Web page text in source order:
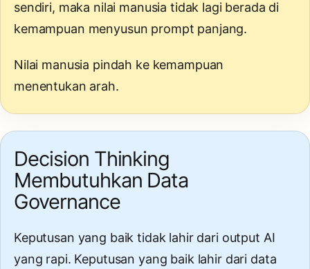
sendiri, maka nilai manusia tidak lagi berada di
kemampuan menyusun prompt panjang.
Nilai manusia pindah ke kemampuan
menentukan arah.
Decision Thinking
Membutuhkan Data
Governance
Keputusan yang baik tidak lahir dari output AI
yang rapi. Keputusan yang baik lahir dari data